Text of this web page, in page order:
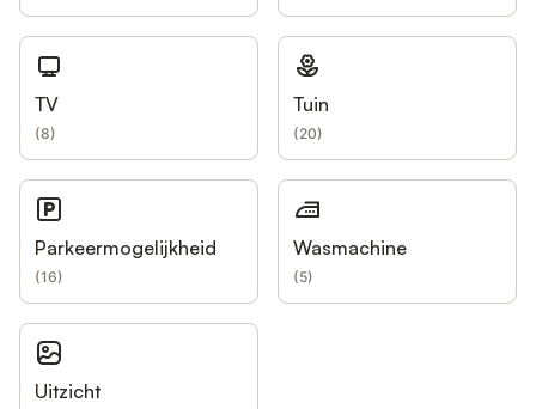
TV
(8)
Tuin
(20)
Parkeermogelijkheid
(16)
Wasmachine
(5)
Uitzicht